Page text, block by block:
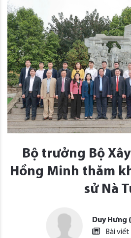
Bộ trưởng Bộ
Hồng Minh thăm
sử Nà
Duy Hưng
Bài